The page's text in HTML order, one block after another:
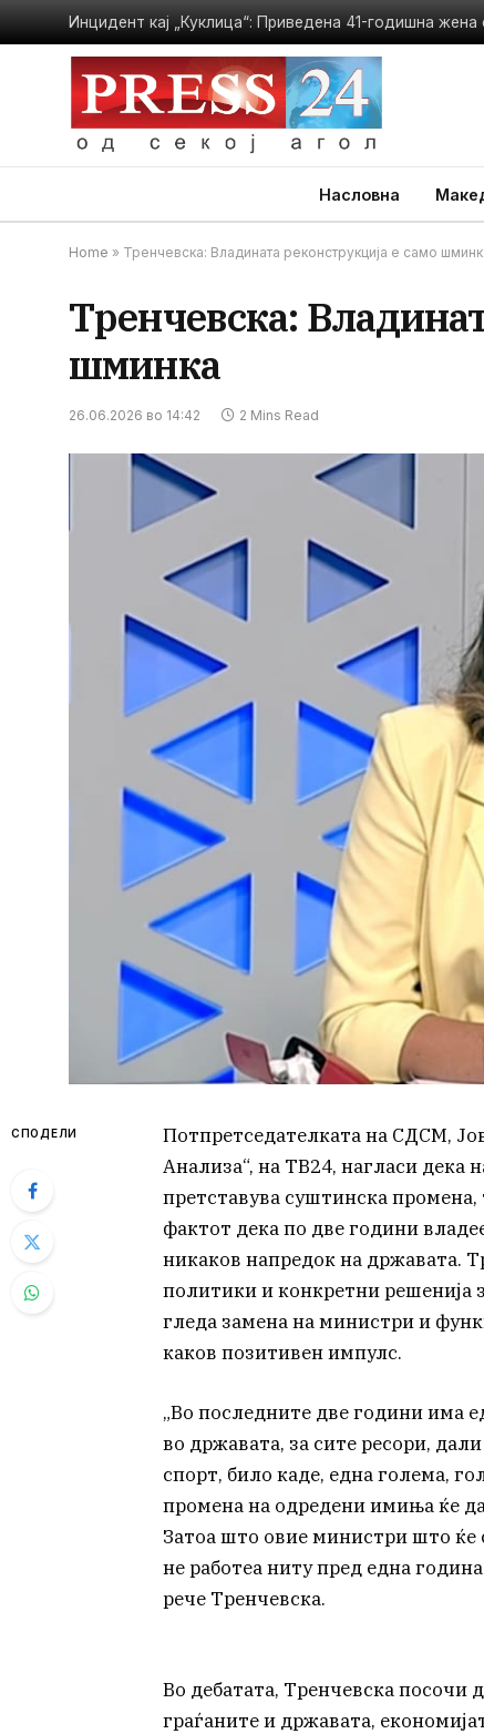
Насловна
Home » Тренчевска: Владината реконструкција е само
Тренчевска:
шминка
26.06.2026 во 14:42 2 Mins Read
СПОДЕЛИ
Потпретседателката на СДСМ,
Анализа“, на ТВ24, нагласи дека
претставува суштинска
фактот дека по две години
никаков напредок на државата.
политики и конкретни решенија
гледа замена на министри и
каков позитивен импулс.
„Во последните две години има
во државата, за сите ресори,
спорт, било каде, една голема,
промена на одредени имиња ќе
Затоа што овие министри што ќе
не работеа ниту пред една
рече Тренчевска.
Во дебатата, Тренчевска посочи
граѓаните и државата,